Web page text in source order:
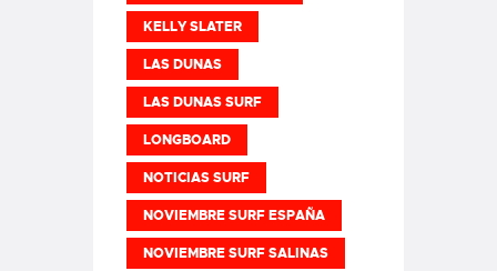
KELLY SLATER
LAS DUNAS
LAS DUNAS SURF
LONGBOARD
NOTICIAS SURF
NOVIEMBRE SURF ESPAÑA
NOVIEMBRE SURF SALINAS